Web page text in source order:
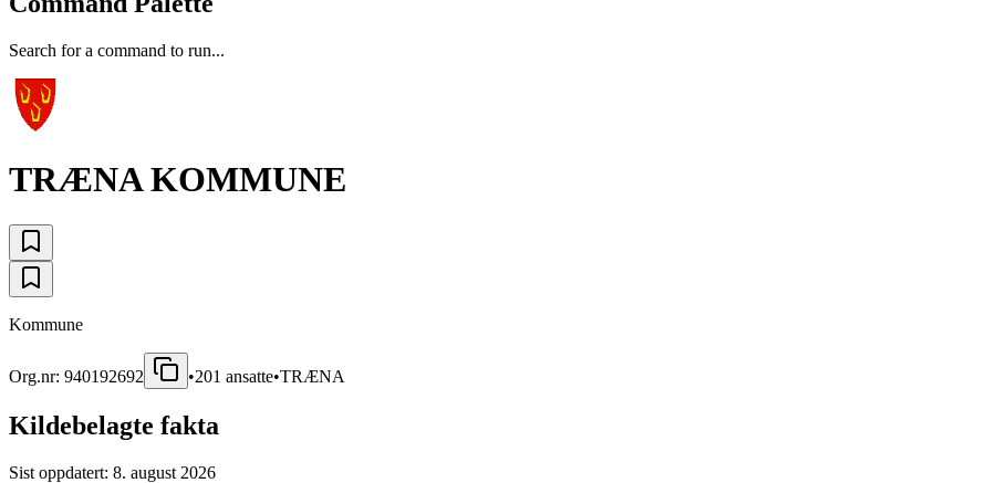
Search for a command to run...
TRÆNA KOMMUNE
Kommune
Org.nr: 940192692 •201 ansatte•TRÆNA
Kildebelagte fakta
Sist oppdatert: 8. august 2026